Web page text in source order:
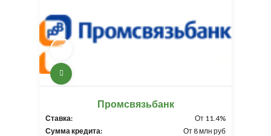
Промсвязьбанк
Ставка:
От 11.4%
Сумма кредита:
От 8 млн руб